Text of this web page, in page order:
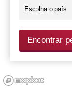
Encontrar